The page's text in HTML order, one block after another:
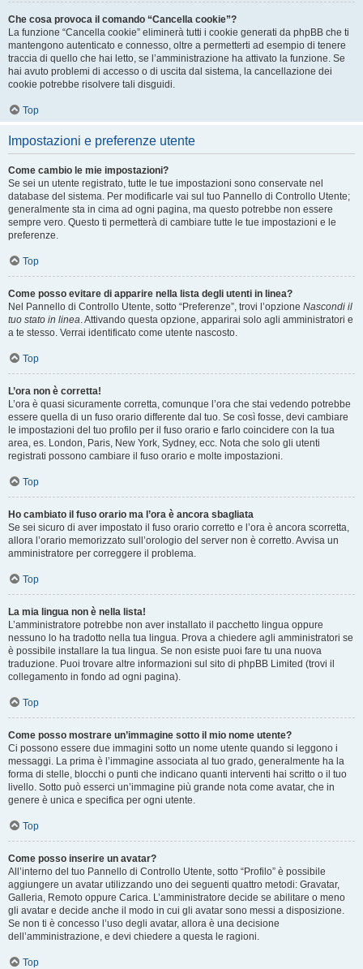
Che cosa provoca il comando “Cancella cookie”?
La funzione “Cancella cookie” eliminerà tutti i cookie generati da phpBB che ti
mantengono autenticato e connesso, oltre a permetterti ad esempio di tenere
traccia di quello che hai letto, se l’amministrazione ha attivato la funzione. Se
hai avuto problemi di accesso o di uscita dal sistema, la cancellazione dei
cookie potrebbe risolvere tali disguidi.
Top
Impostazioni e preferenze utente
Come cambio le mie impostazioni?
Se sei un utente registrato, tutte le tue impostazioni sono conservate nel
database del sistema. Per modificarle vai sul tuo Pannello di Controllo Utente;
generalmente sta in cima ad ogni pagina, ma questo potrebbe non essere
sempre vero. Questo ti permetterà di cambiare tutte le tue impostazioni e le
preferenze.
Top
Come posso evitare di apparire nella lista degli utenti in linea?
Nel Pannello di Controllo Utente, sotto “Preferenze”, trovi l’opzione Nascondi il
tuo stato in linea. Attivando questa opzione, apparirai solo agli amministratori e
a te stesso. Verrai identificato come utente nascosto.
Top
L’ora non è corretta!
L’ora è quasi sicuramente corretta, comunque l’ora che stai vedendo potrebbe
essere quella di un fuso orario differente dal tuo. Se così fosse, devi cambiare
le impostazioni del tuo profilo per il fuso orario e farlo coincidere con la tua
area, es. London, Paris, New York, Sydney, ecc. Nota che solo gli utenti
registrati possono cambiare il fuso orario e molte impostazioni.
Top
Ho cambiato il fuso orario ma l’ora è ancora sbagliata
Se sei sicuro di aver impostato il fuso orario corretto e l’ora è ancora scorretta,
allora l’orario memorizzato sull’orologio del server non è corretto. Avvisa un
amministratore per correggere il problema.
Top
La mia lingua non è nella lista!
L’amministratore potrebbe non aver installato il pacchetto lingua oppure
nessuno lo ha tradotto nella tua lingua. Prova a chiedere agli amministratori se
è possibile installare la tua lingua. Se non esiste puoi fare tu una nuova
traduzione. Puoi trovare altre informazioni sul sito di phpBB Limited (trovi il
collegamento in fondo ad ogni pagina).
Top
Come posso mostrare un’immagine sotto il mio nome utente?
Ci possono essere due immagini sotto un nome utente quando si leggono i
messaggi. La prima è l’immagine associata al tuo grado, generalmente ha la
forma di stelle, blocchi o punti che indicano quanti interventi hai scritto o il tuo
livello. Sotto può esserci un’immagine più grande nota come avatar, che in
genere è unica e specifica per ogni utente.
Top
Come posso inserire un avatar?
All’interno del tuo Pannello di Controllo Utente, sotto “Profilo” è possibile
aggiungere un avatar utilizzando uno dei seguenti quattro metodi: Gravatar,
Galleria, Remoto oppure Carica. L’amministratore decide se abilitare o meno
gli avatar e decide anche il modo in cui gli avatar sono messi a disposizione.
Se non ti è concesso l’uso degli avatar, allora è una decisione
dell’amministrazione, e devi chiedere a questa le ragioni.
Top